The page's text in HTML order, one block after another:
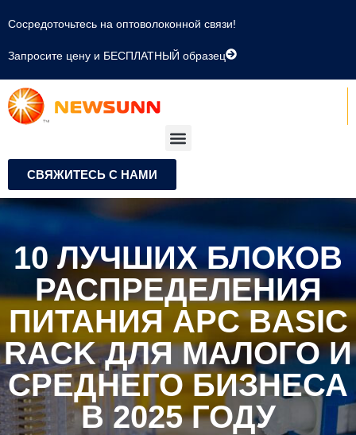
Сосредоточьтесь на оптоволоконной связи!
Запросите цену и БЕСПЛАТНЫЙ образец
СВЯЖИТЕСЬ С НАМИ
10 ЛУЧШИХ БЛОКОВ
РАСПРЕДЕЛЕНИЯ
ПИТАНИЯ APC BASIC
RACK ДЛЯ МАЛОГО И
СРЕДНЕГО БИЗНЕСА
В 2025 ГОДУ